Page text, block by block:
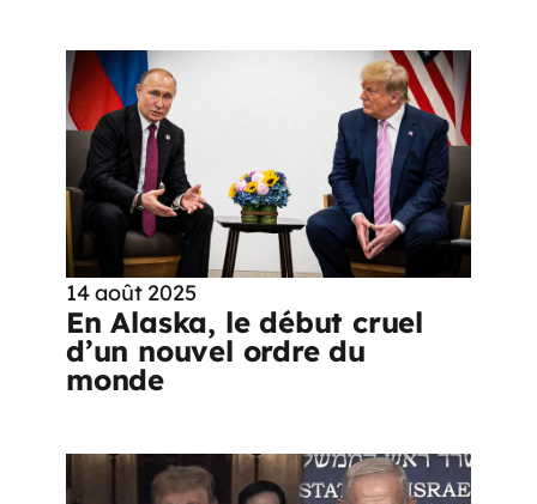
14 août 2025
En Alaska, le début cruel
d’un nouvel ordre du
monde